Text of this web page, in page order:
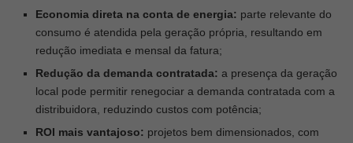
Economia direta na conta de energia: parte relevante do
consumo é atendida pela geração própria, resultando em
redução imediata e mensal da fatura;
Redução da demanda contratada: a presença da geração
local pode permitir renegociar a demanda contratada com a
distribuidora, reduzindo custos com potência;
ROI mais vantajoso: projetos bem dimensionados, com